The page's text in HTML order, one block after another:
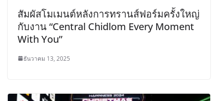
สัมผัสโมเมนต์หลังการทรานส์ฟอร์มครั้งใหญ่
กับงาน “Central Chidlom Every Moment
With You”
ธันวาคม 13, 2025